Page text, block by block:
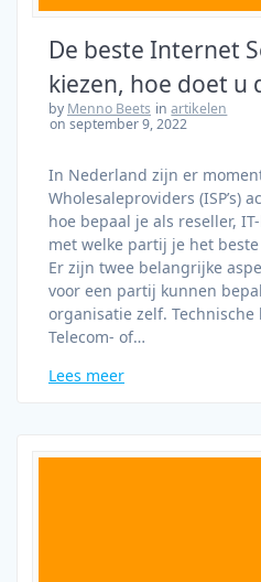
De beste Internet
kiezen, hoe doet u
by Menno Beets inartikelen
on september 9, 2022
In Nederland zijn er
Wholesaleproviders (ISP’s)
hoe bepaal je als reseller,
met welke partij je het
Er zijn twee belangrijke
voor een partij kunnen
organisatie zelf.
Telecom- of…
Lees meer